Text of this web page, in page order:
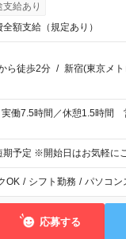
給あり
額支給（規定あり）
ら徒歩2分 / 新宿(東京メト
期予定 ※開始日はお気軽に
OK / シフト勤務 / パソコン
応募する